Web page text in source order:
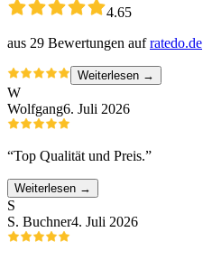
4.65
aus 29 Bewertungen auf ratedo.de
Weiterlesen →
W
Wolfgang6. Juli 2026
“Top Qualität und Preis.”
Weiterlesen →
S
S. Buchner4. Juli 2026